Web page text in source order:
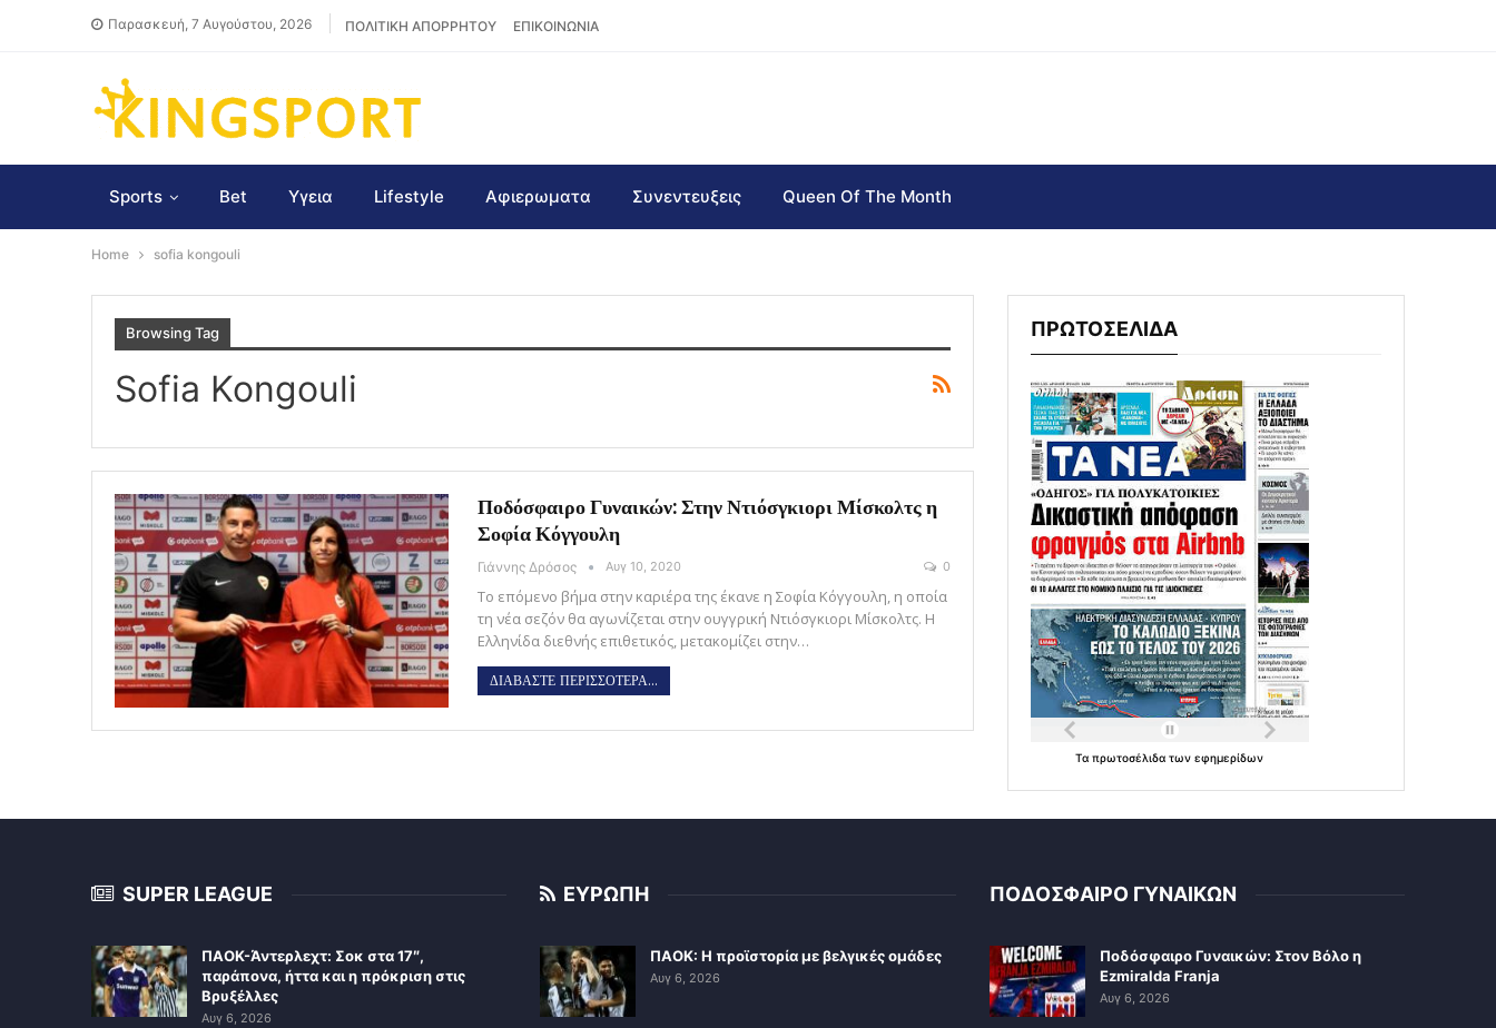
Παρασκευή, 7 Αυγούστου, 2026 ΠΟΛΙΤΙΚΗ ΑΠΟΡΡΗΤΟΥ ΕΠΙΚΟΙΝΩΝΙΑ
Sports Bet Υγεια Lifestyle Αφιερωματα Συνεντευξεις Queen Of The Month
Home sofia kongouli
Browsing Tag
Sofia Kongouli
Ποδόσφαιρο Γυναικών: Στην Ντιόσγκιορι Μίσκολτς η
Σοφία Κόγγουλη
Γιάννης Δρόσος Αυγ 10, 2020 0
Το επόμενο βήμα στην καριέρα της έκανε η Σοφία Κόγγουλη, η οποία
τη νέα σεζόν θα αγωνίζεται στην ουγγρική Ντιόσγκιορι Μίσκολτς. Η
Ελληνίδα διεθνής επιθετικός, μετακομίζει στην…
ΔΙΑΒΑΣΤΕ ΠΕΡΙΣΣΟΤΕΡΑ...
ΠΡΩΤΟΣΕΛΙΔΑ
Ταπρωτοσέλιδατωνεφημερίδων
SUPER LEAGUE
ΠΑΟΚ-Άντερλεχτ: Σοκ στα 17″,
παράπονα, ήττα και η πρόκριση στις
Βρυξέλλες
Αυγ 6, 2026
ΕΥΡΩΠΗ
ΠΑΟΚ: Η προϊστορία με βελγικές ομάδες
Αυγ 6, 2026
ΠΟΔΟΣΦΑΙΡΟ ΓΥΝΑΙΚΩΝ
Ποδόσφαιρο Γυναικών: Στον Βόλο η
Ezmiralda Franja
Αυγ 6, 2026